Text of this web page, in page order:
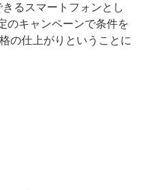
るスマートフォンとし
のキャンペーンで条件を
の仕上がりということに